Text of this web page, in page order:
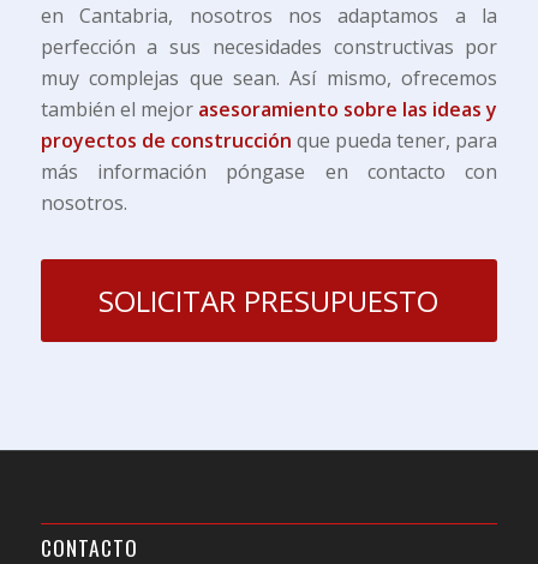
en Cantabria, nosotros nos adaptamos a la
perfección a sus necesidades constructivas por
muy complejas que sean. Así mismo, ofrecemos
también el mejor asesoramiento sobre las ideas y
proyectos de construcción que pueda tener, para
más información póngase en contacto con
nosotros.
SOLICITAR PRESUPUESTO
CONTACTO